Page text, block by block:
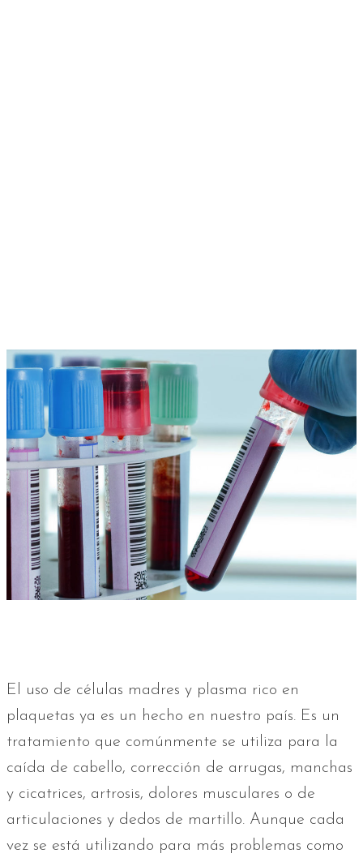
El uso de células madres y plasma rico en
plaquetas ya es un hecho en nuestro país. Es un
tratamiento que comúnmente se utiliza para la
caída de cabello, corrección de arrugas, manchas
y cicatrices, artrosis, dolores musculares o de
articulaciones y dedos de martillo. Aunque cada
vez se está utilizando para más problemas como